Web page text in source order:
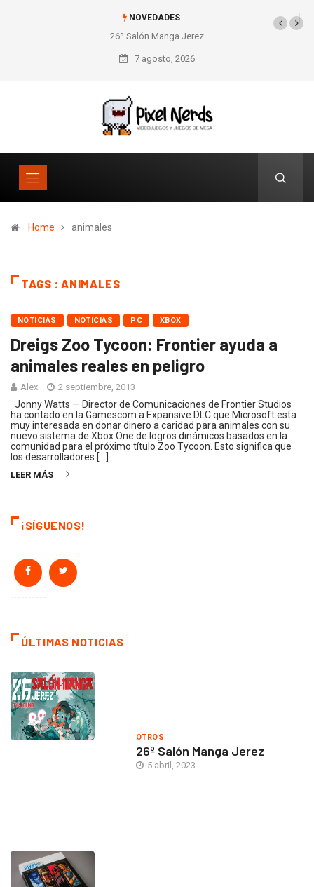
NOVEDADES
26º Salón Manga Jerez
7 agosto, 2026
Home animales
TAGS : ANIMALES
NOTICIAS NOTICIAS PC XBOX
Dreigs Zoo Tycoon: Frontier ayuda a
animales reales en peligro
Alex 2 septiembre, 2013
Jonny Watts — Director de Comunicaciones de Frontier Studios
ha contado en la Gamescom a Expansive DLC que Microsoft esta
muy interesada en donar dinero a caridad para animales con su
nuevo sistema de Xbox One de logros dinámicos basados en la
comunidad para el próximo título Zoo Tycoon. Esto significa que
los desarrolladores […]
LEER MÁS
¡SÍGUENOS!
ÚLTIMAS NOTICIAS
OTROS
26º Salón Manga Jerez
5 abril, 2023